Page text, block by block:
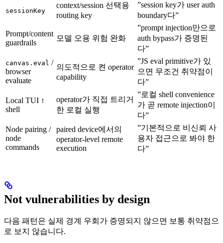
sessionKey
context/session 선택용
routing key
”session key가 user auth
boundary다”
Prompt/content
guardrails
모델 오용 위험 완화
”prompt injection만으로
auth bypass가 증명된
다”
canvas.eval /
browser
evaluate
의도적으로 켠 operator
capability
”JS eval primitive가 있
으면 무조건 취약점이
다”
Local TUI !
shell
operator가 직접 트리거
한 로컬 실행
”로컬 shell convenience
가 곧 remote injection이
다”
Node pairing /
node
commands
paired device에서의
operator-level remote
execution
”기본적으로 비신뢰 사
용자 접근으로 봐야 한
다”
Not vulnerabilities by design
다음 패턴은 실제 경계 우회가 증명되지 않으면 보통 취약점으
로 보지 않습니다.